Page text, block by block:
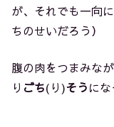
が、それでも一向
ちのせいだろう）
腹の肉をつまみな
り ごち(り)そうに